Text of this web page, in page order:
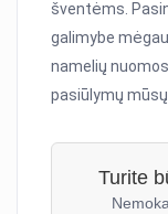
šventėms.
galimybe
namelių
pasiūlymų
Turite